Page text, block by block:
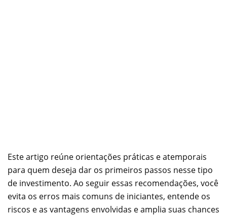
Este artigo reúne orientações práticas e atemporais
para quem deseja dar os primeiros passos nesse tipo
de investimento. Ao seguir essas recomendações, você
evita os erros mais comuns de iniciantes, entende os
riscos e as vantagens envolvidas e amplia suas chances